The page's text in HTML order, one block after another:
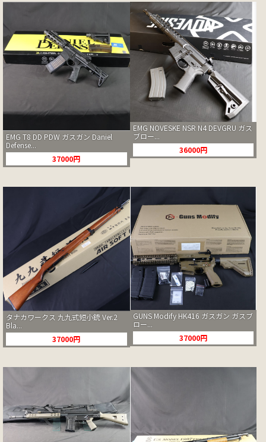
EMG T8 DD PDW ガスガン Daniel
Defense...
37000円
EMG NOVESKE NSR N4 DEVGRU ガス
ブロー...
36000円
タナカワークス 九九式短小銃 Ver.2
Bla...
37000円
GUNS Modify HK416 ガスガン ガスブ
ロー...
37000円